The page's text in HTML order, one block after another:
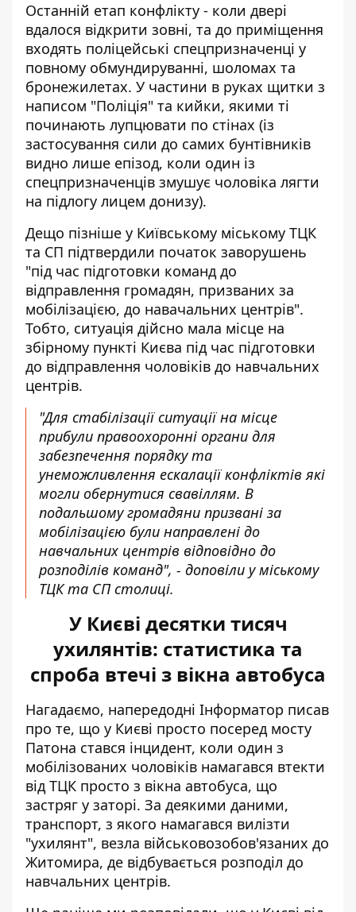
Останній етап конфлікту - коли двері
вдалося відкрити зовні, та до приміщення
входять поліцейські спецпризначенці у
повному обмундируванні, шоломах та
бронежилетах. У частини в руках щитки з
написом "Поліція" та кийки, якими ті
починають лупцювати по стінах (із
застосування сили до самих бунтівників
видно лише епізод, коли один із
спецпризначенців змушує чоловіка лягти
на підлогу лицем донизу).
Дещо пізніше у Київському міському ТЦК
та СП підтвердили початок заворушень
"під час підготовки команд до
відправлення громадян, призваних за
мобілізацією, до навачальних центрів".
Тобто, ситуація дійсно мала місце на
збірному пункті Києва під час підготовки
до відправлення чоловіків до навчальних
центрів.
"Для стабілізації ситуації на місце
прибули правоохоронні органи для
забезпечення порядку та
унеможливлення ескалації конфліктів які
могли обернутися свавіллям. В
подальшому громадяни призвані за
мобілізацією були направлені до
навчальних центрів відповідно до
розподілів команд", - доповіли у міському
ТЦК та СП столиці.
У Києві десятки тисяч
ухилянтів: статистика та
спроба втечі з вікна автобуса
Нагадаємо, напередодні Інформатор писав
про те, що у Києві просто посеред мосту
Патона стався інцидент, коли один з
мобілізованих чоловіків намагався втекти
від ТЦК просто з вікна автобуса, що
застряг у заторі. За деякими даними,
транспорт, з якого намагався вилізти
"ухилянт", везла військовозобов'язаних до
Житомира, де відбувається розподіл до
навчальних центрів.